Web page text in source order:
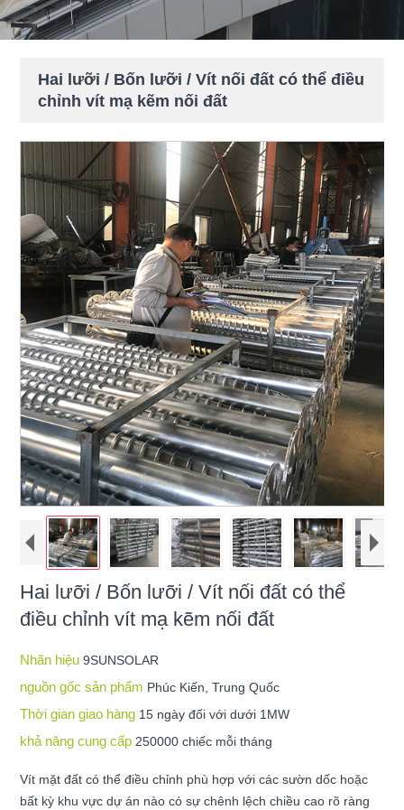
Hai lưỡi / Bốn lưỡi / Vít nối đất có thể điều
chỉnh vít mạ kẽm nối đất
Hai lưỡi / Bốn lưỡi / Vít nối đất có thể
điều chỉnh vít mạ kẽm nối đất
Nhãn hiệu9SUNSOLAR
nguồn gốc sản phẩm Phúc Kiến, Trung Quốc
Thời gian giao hàng 15 ngày đối với dưới 1MW
khả năng cung cấp 250000 chiếc mỗi tháng
Vít mặt đất có thể điều chỉnh phù hợp với các sườn dốc hoặc
bất kỳ khu vực dự án nào có sự chênh lệch chiều cao rõ ràng